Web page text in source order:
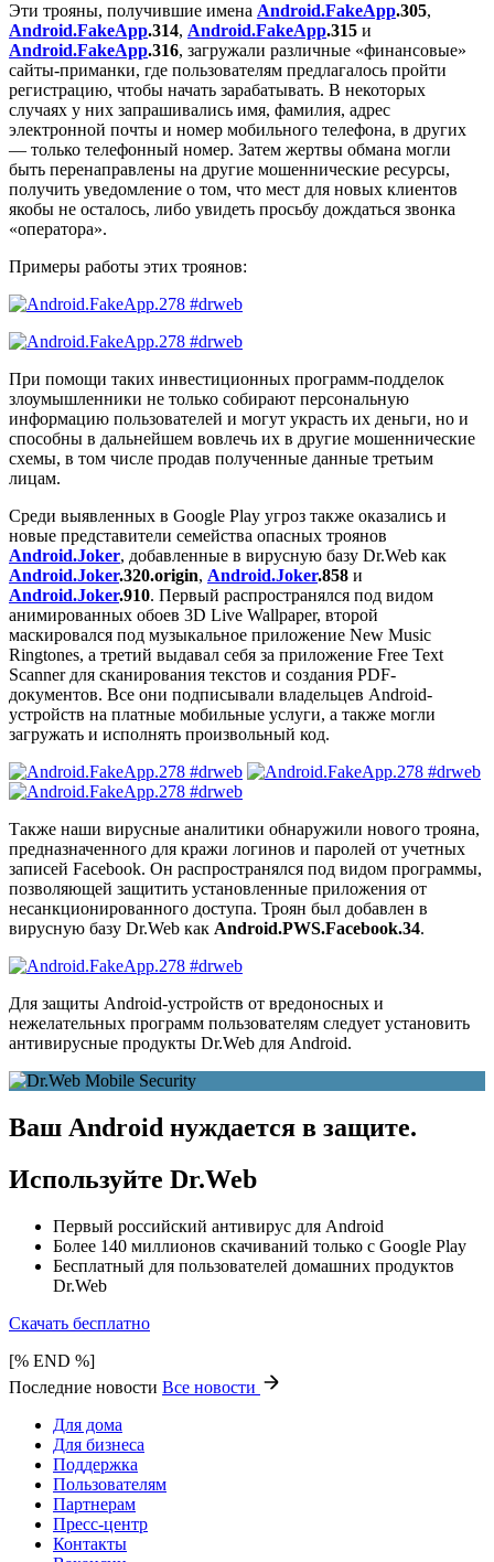
Эти трояны, получившие имена Android.FakeApp.305,
Android.FakeApp.314, Android.FakeApp.315 и
Android.FakeApp.316, загружали различные «финансовые»
сайты-приманки, где пользователям предлагалось пройти
регистрацию, чтобы начать зарабатывать. В некоторых
случаях у них запрашивались имя, фамилия, адрес
электронной почты и номер мобильного телефона, в других
— только телефонный номер. Затем жертвы обмана могли
быть перенаправлены на другие мошеннические ресурсы,
получить уведомление о том, что мест для новых клиентов
якобы не осталось, либо увидеть просьбу дождаться звонка
«оператора».
Примеры работы этих троянов:
При помощи таких инвестиционных программ-подделок
злоумышленники не только собирают персональную
информацию пользователей и могут украсть их деньги, но и
способны в дальнейшем вовлечь их в другие мошеннические
схемы, в том числе продав полученные данные третьим
лицам.
Среди выявленных в Google Play угроз также оказались и
новые представители семейства опасных троянов
Android.Joker, добавленные в вирусную базу Dr.Web как
Android.Joker.320.origin, Android.Joker.858 и
Android.Joker.910. Первый распространялся под видом
анимированных обоев 3D Live Wallpaper, второй
маскировался под музыкальное приложение New Music
Ringtones, а третий выдавал себя за приложение Free Text
Scanner для сканирования текстов и создания PDF-
документов. Все они подписывали владельцев Android-
устройств на платные мобильные услуги, а также могли
загружать и исполнять произвольный код.
Также наши вирусные аналитики обнаружили нового трояна,
предназначенного для кражи логинов и паролей от учетных
записей Facebook. Он распространялся под видом программы,
позволяющей защитить установленные приложения от
несанкционированного доступа. Троян был добавлен в
вирусную базу Dr.Web как Android.PWS.Facebook.34.
Для защиты Android-устройств от вредоносных и
нежелательных программ пользователям следует установить
антивирусные продукты Dr.Web для Android.
Ваш Android нуждается в защите.
Используйте Dr.Web
Первый российский антивирус для Android
Более 140 миллионов скачиваний только с Google Play
Бесплатный для пользователей домашних продуктов
Dr.Web
Скачать бесплатно
[% END %]
Последние новости Все новости
Для дома
Для бизнеса
Поддержка
Пользователям
Партнерам
Пресс-центр
Контакты